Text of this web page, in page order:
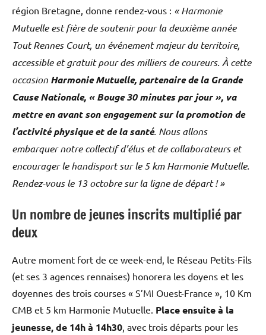
région Bretagne, donne rendez-vous : « Harmonie
Mutuelle est fière de soutenir pour la deuxième année
Tout Rennes Court, un événement majeur du territoire,
accessible et gratuit pour des milliers de coureurs. À cette
occasion Harmonie Mutuelle, partenaire de la Grande
Cause Nationale, « Bouge 30 minutes par jour », va
mettre en avant son engagement sur la promotion de
l’activité physique et de la santé. Nous allons
embarquer notre collectif d’élus et de collaborateurs et
encourager le handisport sur le 5 km Harmonie Mutuelle.
Rendez-vous le 13 octobre sur la ligne de départ ! »
Un nombre de jeunes inscrits multiplié par
deux
Autre moment fort de ce week-end, le Réseau Petits-Fils
(et ses 3 agences rennaises) honorera les doyens et les
doyennes des trois courses « S’MI Ouest-France », 10 Km
CMB et 5 km Harmonie Mutuelle. Place ensuite à la
jeunesse, de 14h à 14h30, avec trois départs pour les